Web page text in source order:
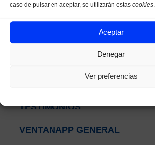
caso de pulsar en aceptar, se utilizarán estas cookies.
Aceptar
Denegar
Ver preferencias
ASOCIACIÓN NACIONAL DE
TRANSFORMACIÓN DIGITAL
FABRICANTES DE VENTANAS
PARTICIPACIÓN EN EVENTOS
TESTIMONIOS
VENTANAPP GENERAL